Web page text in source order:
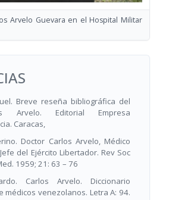
Arvelo Guevara en el Hospital Militar
Breve reseña bibliográfica del
Arvelo. Editorial Empresa
Caracas,
Doctor Carlos Arvelo, Médico
del Ejército Libertador. Rev Soc
1959; 21: 63 – 76
Carlos Arvelo. Diccionario
médicos venezolanos. Letra A: 94.